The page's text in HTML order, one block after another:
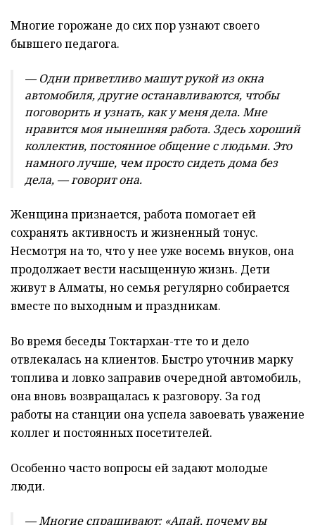
Многие горожане до сих пор узнают своего
бывшего педагога.
— Одни приветливо машут рукой из окна
автомобиля, другие останавливаются, чтобы
поговорить и узнать, как у меня дела. Мне
нравится моя нынешняя работа. Здесь хороший
коллектив, постоянное общение с людьми. Это
намного лучше, чем просто сидеть дома без
дела, — говорит она.
Женщина признается, работа помогает ей
сохранять активность и жизненный тонус.
Несмотря на то, что у нее уже восемь внуков, она
продолжает вести насыщенную жизнь. Дети
живут в Алматы, но семья регулярно собирается
вместе по выходным и праздникам.
Во время беседы Токтархан-тәте то и дело
отвлекалась на клиентов. Быстро уточнив марку
топлива и ловко заправив очередной автомобиль,
она вновь возвращалась к разговору. За год
работы на станции она успела завоевать уважение
коллег и постоянных посетителей.
Особенно часто вопросы ей задают молодые
люди.
— Многие спрашивают: «Апай, почему вы